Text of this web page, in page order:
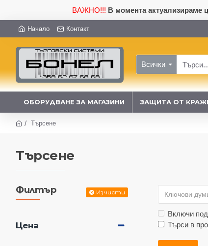
ВАЖНО!!! В момента актуализираме
Начало Контакт
Всички
ОБОРУДВАНЕ ЗА МАГАЗИНИ ЗАЩИТА ОТ
Търсене
Търсене
Филтър Изчисти
Цена
Включи
Търси в